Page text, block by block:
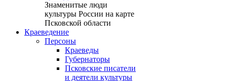
Знаменитые люди
культуры России на карте
Псковской области
Краеведение
Персоны
Краеведы
Губернаторы
Псковские писатели
и деятели культуры